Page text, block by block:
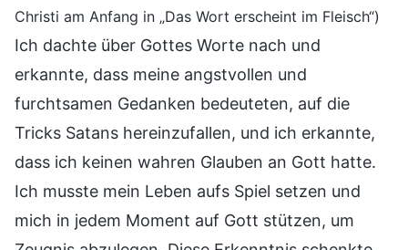
Christi am Anfang in „Das Wort erscheint im Fleisch“)
Ich dachte über Gottes Worte nach und
erkannte, dass meine angstvollen und
furchtsamen Gedanken bedeuteten, auf die
Tricks Satans hereinzufallen, und ich erkannte,
dass ich keinen wahren Glauben an Gott hatte.
Ich musste mein Leben aufs Spiel setzen und
mich in jedem Moment auf Gott stützen, um